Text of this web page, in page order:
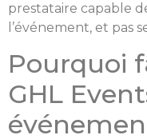
prestataire capable
l’événement, et pas
Pourquoi
GHL